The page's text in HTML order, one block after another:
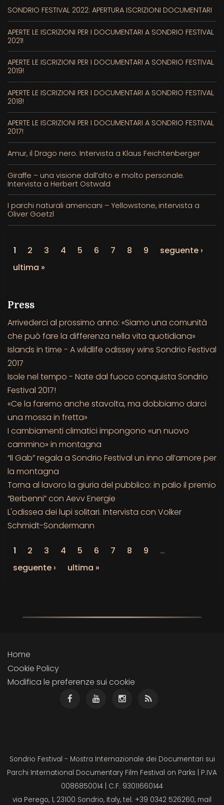
SONDRIO FESTIVAL 2022: APERTURA ISCRIZIONI DOCUMENTARI
APERTE LE ISCRIZIONI PER I DOCUMENTARI A SONDRIO FESTIVAL
2021!
APERTE LE ISCRIZIONI PER I DOCUMENTARI A SONDRIO FESTIVAL
2019!
APERTE LE ISCRIZIONI PER I DOCUMENTARI A SONDRIO FESTIVAL
2018!
APERTE LE ISCRIZIONI PER I DOCUMENTARI A SONDRIO FESTIVAL
2017!
Amur, il Drago nero. Intervista a Klaus Feichtenberger
Giraffe – una visione dall’alto e molto personale.
Intervista a Herbert Ostwald
I parchi naturali americani – Yellowstone, intervista a
Oliver Goetzl
1 2 3 4 5 6 7 8 9
seguente ›
ultima »
Press
Arrivederci al prossimo anno: «Siamo una comunità
che può fare la differenza nella vita quotidiana»
Islands in time - A wildlife odissey wins Sondrio Festival
2017
Isole nel tempo - Nate dal fuoco conquista Sondrio
Festival 2017!
«Ce la faremo anche stavolta, ma dobbiamo darci
una mossa in fretta»
I cambiamenti climatici impongono «un nuovo
cammino» in montagna
“Il Gab” regala a Sondrio Festival un inno all’amore per
la montagna
Torna al lavoro la giuria del pubblico: in palio il premio
“Berbenni” con Aevv Energie
L'odissea dei lupi solitari. Intervista con Volker
Schmidt-Sondermann
1 2 3 4 5 6 7 8 9
…
seguente ›
ultima »
Home
Cookie Policy
Modifica le preferenze sui cookie
Sondrio Festival - Mostra Internazionale dei Documentari sui
Parchi International Documentary Film Festival on Parks | P.IVA
0086850014 | C.F. 93011660144
via Perego, 1, 23100 Sondrio, Italy, tel. +39 0342 526260, mail